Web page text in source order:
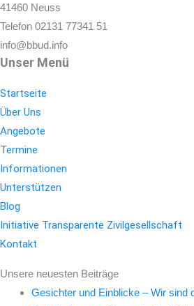
41460 Neuss
Telefon 02131 77341 51
info@bbud.info
Unser Menü
Startseite
Über Uns
Angebote
Termine
Informationen
Unterstützen
Blog
Initiative Transparente Zivilgesellschaft
Kontakt
Unsere neuesten Beiträge
Gesichter und Einblicke – Wir sind